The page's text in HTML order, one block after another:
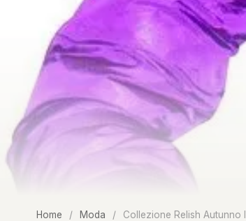
Home / Moda / Collezione Relish Autunno